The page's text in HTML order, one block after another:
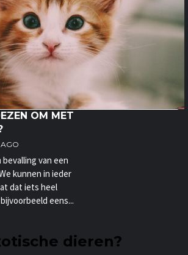
OM MET
van een
kunnen in ieder
dat iets heel
eens...
dieren?